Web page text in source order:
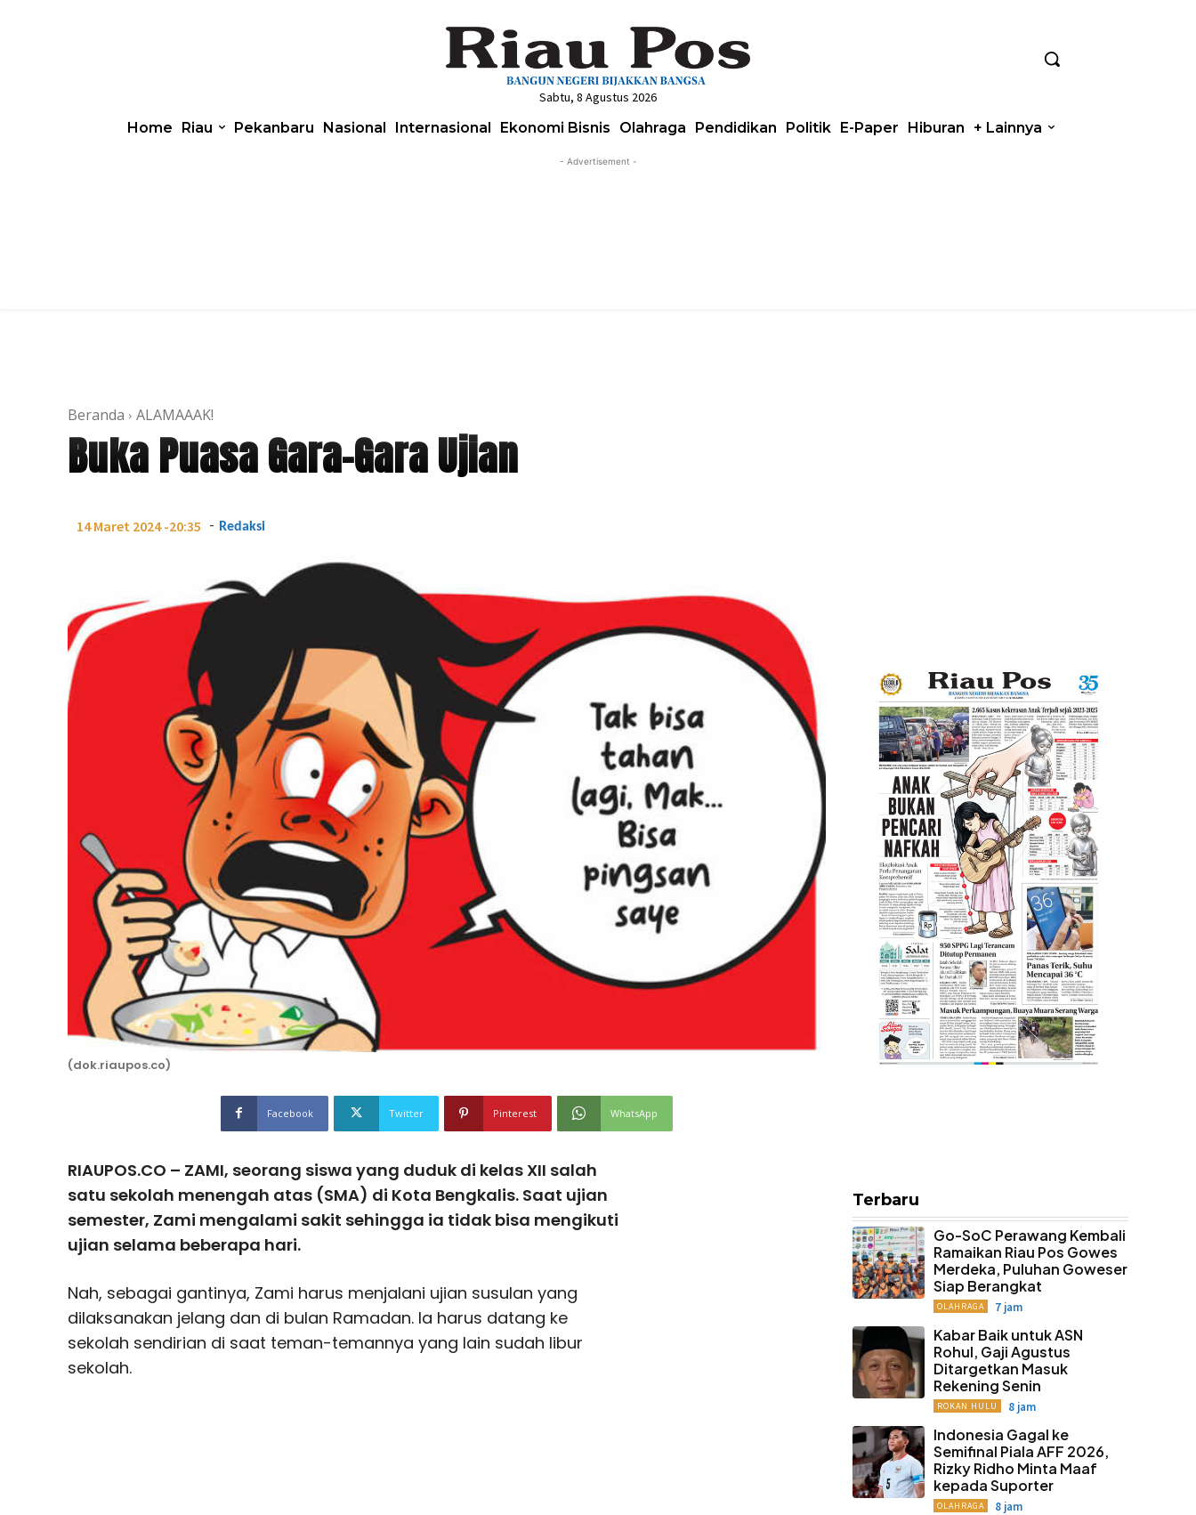
Sabtu, 8 Agustus 2026
Home Riau Pekanbaru Nasional Internasional Ekonomi Bisnis Olahraga Pendidikan Politik E-Paper Hiburan + Lainnya
- Advertisement -
Beranda ALAMAAAK!
Buka Puasa Gara-Gara Ujian
14 Maret 2024 -20:35 - Redaksi
(dok.riaupos.co)
Facebook Twitter Pinterest WhatsApp
RIAUPOS.CO – ZAMI, seorang siswa yang duduk di kelas XII salah
satu sekolah menengah atas (SMA) di Kota Bengkalis. Saat ujian
semester, Zami mengalami sakit sehingga ia tidak bisa mengikuti
ujian selama beberapa hari.
Nah, sebagai gantinya, Zami harus menjalani ujian susulan yang
dilaksanakan jelang dan di bulan Ramadan. Ia harus datang ke
sekolah sendirian di saat teman-temannya yang lain sudah libur
sekolah.
Terbaru
Go-SoC Perawang Kembali
Ramaikan Riau Pos Gowes
Merdeka, Puluhan Goweser
Siap Berangkat
OLAHRAGA 7 jam
Kabar Baik untuk ASN
Rohul, Gaji Agustus
Ditargetkan Masuk
Rekening Senin
ROKAN HULU 8 jam
Indonesia Gagal ke
Semifinal Piala AFF 2026,
Rizky Ridho Minta Maaf
kepada Suporter
OLAHRAGA 8 jam